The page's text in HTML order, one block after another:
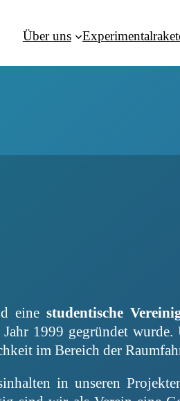
Über uns
eine studentische
1999 gegründet
im Bereich der
in unseren